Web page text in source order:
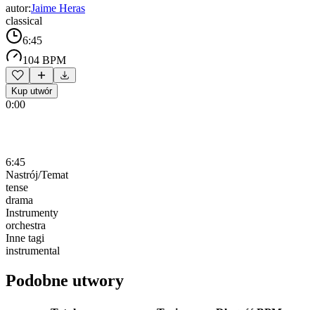
autor:Jaime Heras
classical
6:45
104 BPM
Kup utwór
0:00
6:45
Nastrój/Temat
tense
drama
Instrumenty
orchestra
Inne tagi
instrumental
Podobne utwory